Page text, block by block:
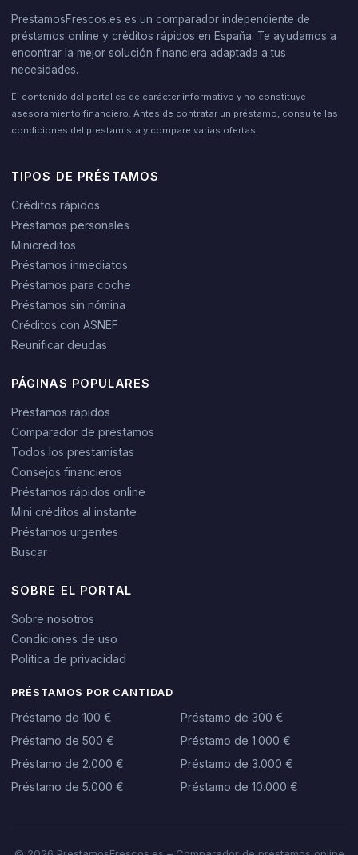
PrestamosFrescos.es es un comparador independiente de
préstamos online y créditos rápidos en España. Te ayudamos a
encontrar la mejor solución financiera adaptada a tus
necesidades.
El contenido del portal es de carácter informativo y no constituye
asesoramiento financiero. Antes de contratar un préstamo, consulte las
condiciones del prestamista y compare varias ofertas.
TIPOS DE PRÉSTAMOS
Créditos rápidos
Préstamos personales
Minicréditos
Préstamos inmediatos
Préstamos para coche
Préstamos sin nómina
Créditos con ASNEF
Reunificar deudas
PÁGINAS POPULARES
Préstamos rápidos
Comparador de préstamos
Todos los prestamistas
Consejos financieros
Préstamos rápidos online
Mini créditos al instante
Préstamos urgentes
Buscar
SOBRE EL PORTAL
Sobre nosotros
Condiciones de uso
Política de privacidad
PRÉSTAMOS POR CANTIDAD
Préstamo de 100 €
Préstamo de 300 €
Préstamo de 500 €
Préstamo de 1.000 €
Préstamo de 2.000 €
Préstamo de 3.000 €
Préstamo de 5.000 €
Préstamo de 10.000 €